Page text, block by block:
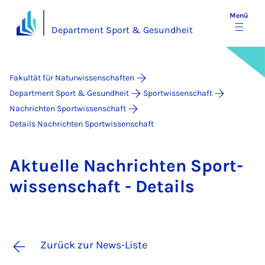
Department Sport & Gesundheit
Menü
Fakultät für Naturwissenschaften
Department Sport & Gesundheit
Sportwissenschaft
Nachrichten Sportwissenschaft
Details Nachrichten Sportwissenschaft
Ak­tu­el­le Nach­rich­ten Sport­
wis­sen­schaft - De­tails
Zurück zur News-Liste